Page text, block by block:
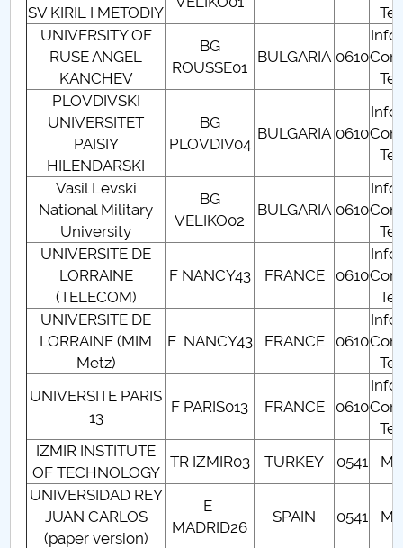
Raportul Conducerii Centrului Universitar Pitești
privind implementarea Planului Operațional 2020-
Parteneri CUP
Centrul de Consiliere și Orientare în Carieră
Chestionar angajabilitate ALUMNI – UPB
CAR2026
MENIU CANTINA
Admitere Matematică-Informatică
PLANURI DE INVĂȚĂMÂNT
SISTEMULUI DE MANAGEMENT AL CALITĂȚII la
nivelul Departamentului Matematică-Informatică
Informații pentru studenți
STIRI-EVENIMENTE DMI
SV KIRIL I METODIY
UNIVERSITY OF
RUSE ANGEL
KANCHEV
BG
ROUSSE01
BULGARIA 0610
PLOVDIVSKI
UNIVERSITET
PAISIY
HILENDARSKI
BG
PLOVDIV04
BULGARIA 0610
Vasil Levski
National Military
University
BG
VELIKO02
BULGARIA 0610
UNIVERSITE DE
LORRAINE
(TELECOM)
F NANCY43 FRANCE 0610
UNIVERSITE DE
LORRAINE (MIM
Metz)
F NANCY43 FRANCE 0610
UNIVERSITE PARIS
13
F PARIS013 FRANCE 0610
IZMIR INSTITUTE
OF TECHNOLOGY
TR IZMIR03 TURKEY 0541
UNIVERSIDAD REY
JUAN CARLOS
(paper version)
E
MADRID26
SPAIN 0541